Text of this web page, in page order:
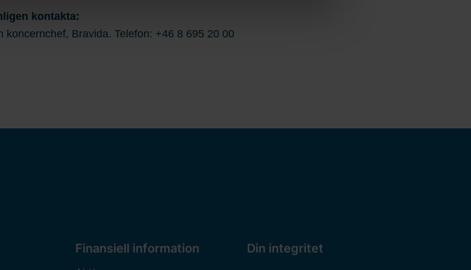
du kontaktade oss gällande ditt samtycke.
kontakta:
koncernchef, Bravida. Telefon: +46 8 695 20 00
Finansiell information Din integritet